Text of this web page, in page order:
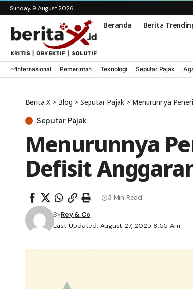
Sunday, 9 August 2026
Beranda Berita
Internasional Pemerintah Teknologi Seputar Pajak
Berita X > Blog > Seputar Pajak > Menurunnya
Seputar Pajak
Menurunnya
Defisit
Last Updated: August 27, 2025 9:55 Am
ByRey & Co
3 Min Read